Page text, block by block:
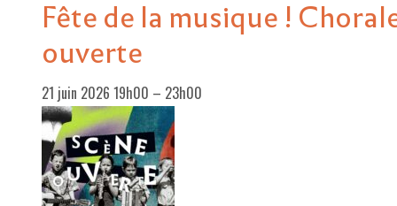
LES EXPOSITIONS
INFOS & ACCESSIBILITÉ
Fête de la musique !
ouverte
21 juin 2026 19h00 – 23h00